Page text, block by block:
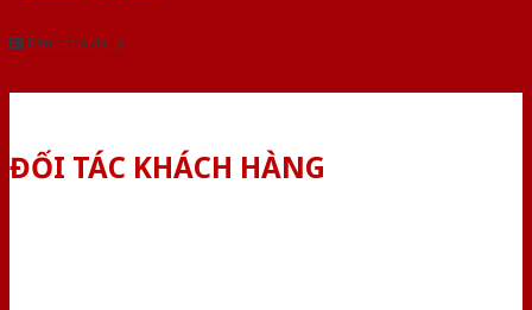
Dành cho đại lý
ĐỐI TÁC KHÁCH HÀNG